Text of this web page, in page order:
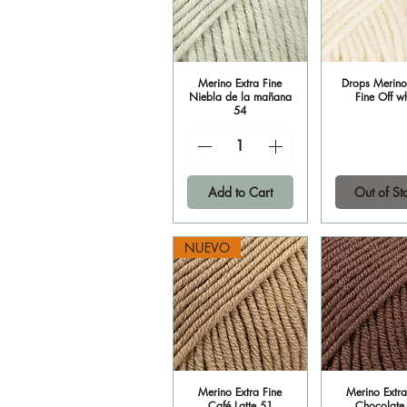
Quick View
Merino Extra Fine
Niebla de la mañana
54
Add to Cart
Quick
Drops
Fine Off
Out of
Quick View
NUEVO
Merino Extra Fine
Quick
Merino